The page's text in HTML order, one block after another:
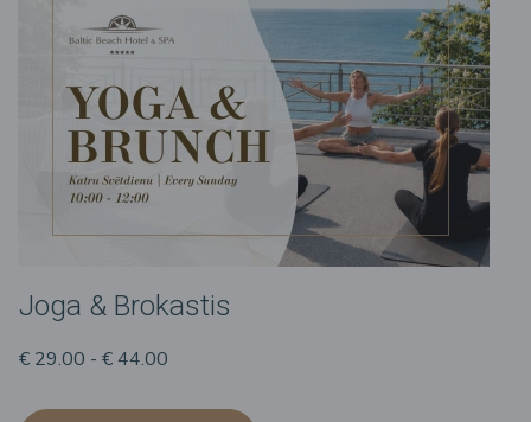
Joga & Brokastis
€ 29.00 - € 44.00